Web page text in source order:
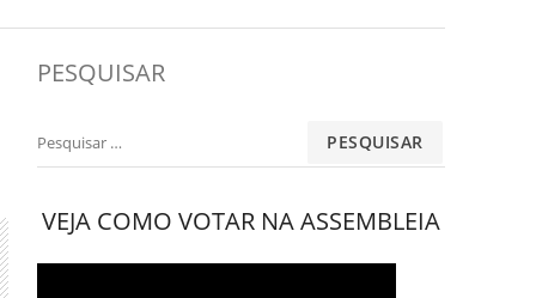
PESQUISAR
Pesquisar
VEJA COMO VOTAR NA ASSEMBLEIA